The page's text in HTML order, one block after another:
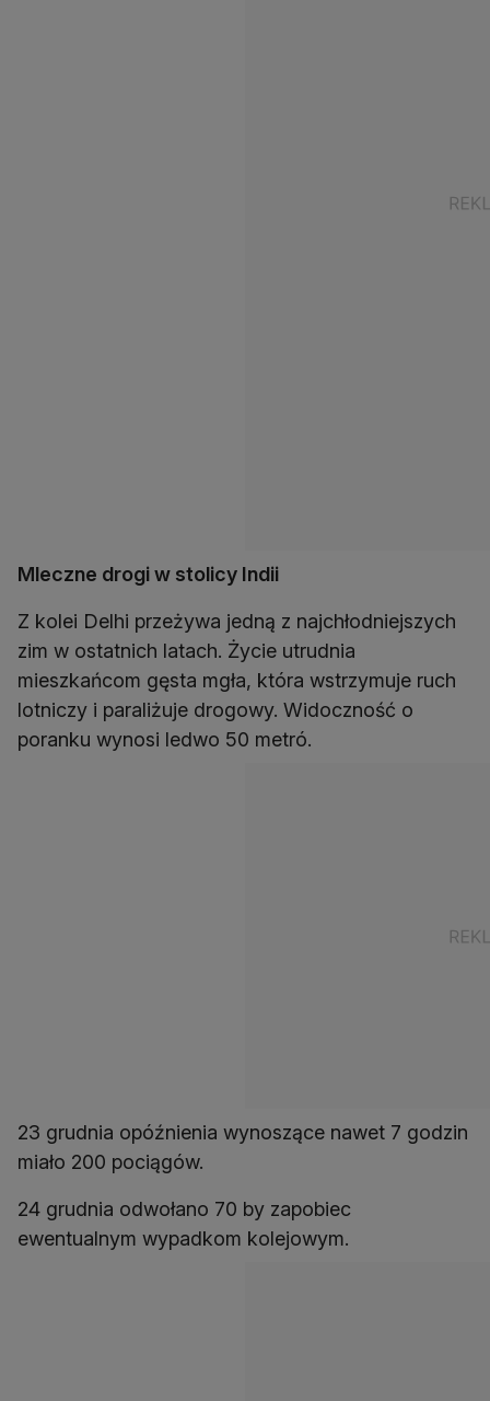
Mleczne drogi w stolicy Indii
Z kolei Delhi przeżywa jedną z najchłodniejszych
zim w ostatnich latach. Życie utrudnia
mieszkańcom gęsta mgła, która wstrzymuje ruch
lotniczy i paraliżuje drogowy. Widoczność o
poranku wynosi ledwo 50 metró.
23 grudnia opóźnienia wynoszące nawet 7 godzin
miało 200 pociągów.
24 grudnia odwołano 70 by zapobiec
ewentualnym wypadkom kolejowym.